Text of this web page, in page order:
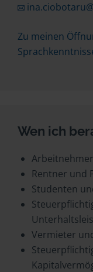
Zu meinen
Wen ich
Rentner und
Studenten
Vermieter